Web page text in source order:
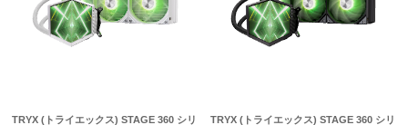
TRYX (トライエックス) STAGE 360 シリ
TRYX (トライエックス) STAGE 360 シリ